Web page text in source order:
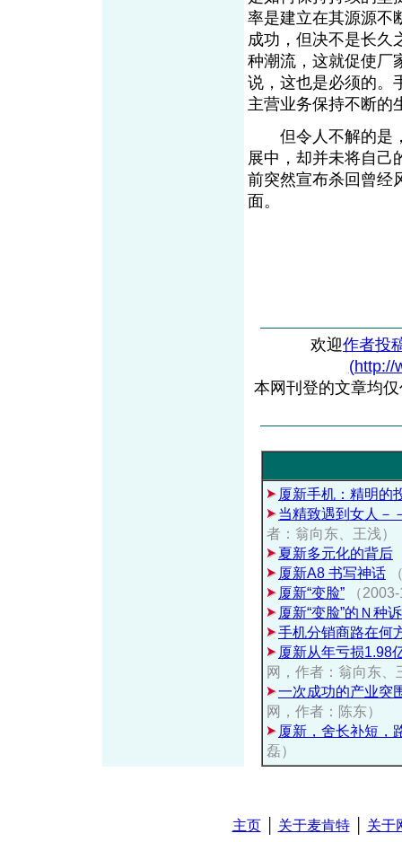
率是建立在其源源不
成功，但决不是长久
种潮流，这就促使厂
说，这也是必须的。
主营业务保持不断的
但令人不解的是，
展中，却并未将自己
前突然宣布杀回曾经
面。
欢迎作者投
(http://
本网刊登的文章均
厦新手机：精明的
当精致遇到女人－
者：翁向东、王浅）
夏新多元化的背后
厦新A8 书写神话
厦新“变脸”
（
厦新“变脸”的Ｎ种
手机分销商路在何
厦新从年亏损1.98
网，作者：翁向东、
一次成功的产业突
网，作者：陈东）
厦新，舍长补短，
磊）
主页│ 关于麦肯特│ 关于